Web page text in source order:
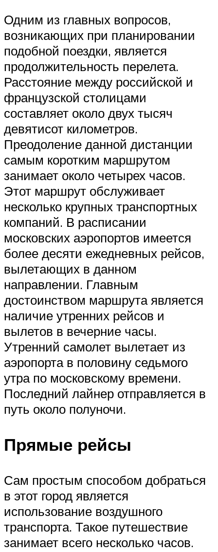
Одним из главных вопросов,
возникающих при планировании
подобной поездки, является
продолжительность перелета.
Расстояние между российской и
французской столицами
составляет около двух тысяч
девятисот километров.
Преодоление данной дистанции
самым коротким маршрутом
занимает около четырех часов.
Этот маршрут обслуживает
несколько крупных транспортных
компаний. В расписании
московских аэропортов имеется
более десяти ежедневных рейсов,
вылетающих в данном
направлении. Главным
достоинством маршрута является
наличие утренних рейсов и
вылетов в вечерние часы.
Утренний самолет вылетает из
аэропорта в половину седьмого
утра по московскому времени.
Последний лайнер отправляется в
путь около полуночи.
Прямые рейсы
Сам простым способом добраться
в этот город является
использование воздушного
транспорта. Такое путешествие
занимает всего несколько часов.